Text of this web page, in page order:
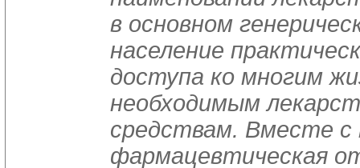
в основном
население
доступа ко многим
необходимым
средствам. Вместе
фармацевтическая